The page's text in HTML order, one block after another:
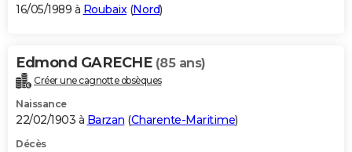
16/05/1989 à Roubaix (Nord)
Edmond GARECHE (85 ans)
Créer une cagnotte obsèques
Naissance
22/02/1903 à Barzan (Charente-Maritime)
Décès